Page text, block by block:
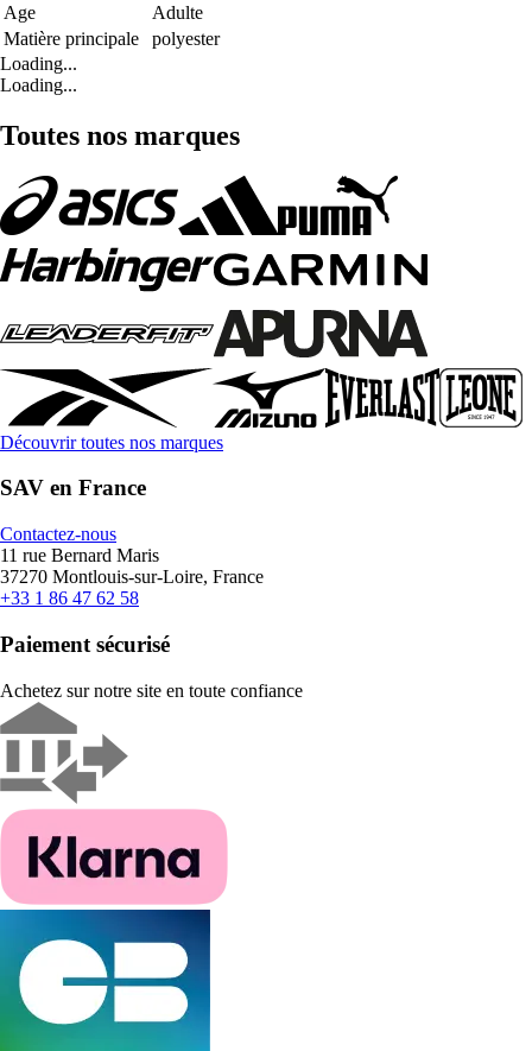
Age
Adulte
Matière principale
polyester
Loading...
Loading...
Toutes nos marques
Découvrir toutes nos marques
SAV en France
Contactez-nous
11 rue Bernard Maris
37270 Montlouis-sur-Loire, France
+33 1 86 47 62 58
Paiement sécurisé
Achetez sur notre site en toute confiance